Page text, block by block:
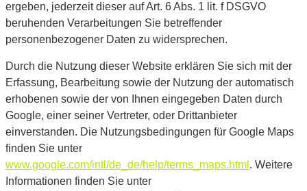
ergeben, jederzeit dieser auf Art. 6 Abs. 1 lit. f DSGVO
beruhenden Verarbeitungen Sie betreffender
personenbezogener Daten zu widersprechen.
Durch die Nutzung dieser Website erklären Sie sich mit der
Erfassung, Bearbeitung sowie der Nutzung der automatisch
erhobenen sowie der von Ihnen eingegeben Daten durch
Google, einer seiner Vertreter, oder Drittanbieter
einverstanden. Die Nutzungsbedingungen für Google Maps
finden Sie unter
www.google.com/intl/de_de/help/terms_maps.html . Weitere
Informationen finden Sie unter